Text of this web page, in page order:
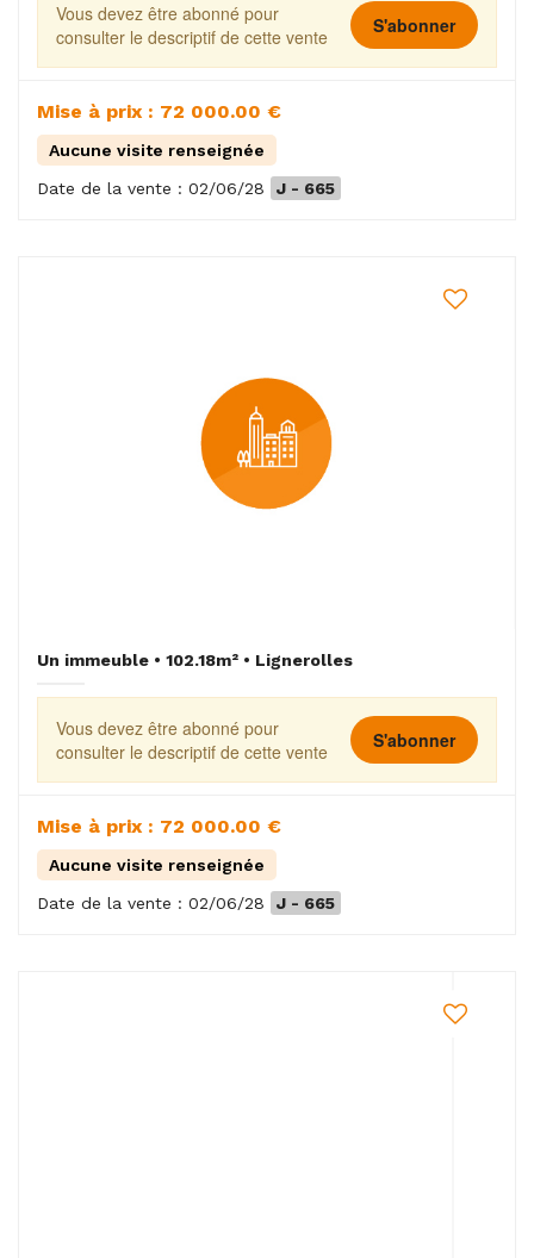
Vous devez être abonné pour
consulter le descriptif de cette vente
S'abonner
Mise à prix : 72 000.00 €
Aucune visite renseignée
Date de la vente : 02/06/28
J - 665
Un immeuble • 102.18m² • Lignerolles
Vous devez être abonné pour
consulter le descriptif de cette vente
S'abonner
Mise à prix : 72 000.00 €
Aucune visite renseignée
Date de la vente : 02/06/28
J - 665